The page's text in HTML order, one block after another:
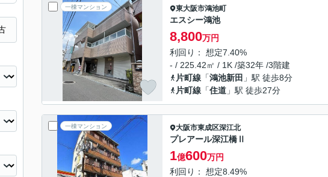
一棟マンション 東大阪市鴻池町
エスシー鴻池
8,800万円
利回り： 想定7.40%
- / 225.42㎡ / 1K /築32年 /3階建
片町線 「鴻池新田 」駅 徒歩8分
片町線 「住道 」駅 徒歩27分
一棟マンション 大阪市東成区深江北
プレアール深江橋Ⅱ
1億600万円
利回り： 想定8.49%